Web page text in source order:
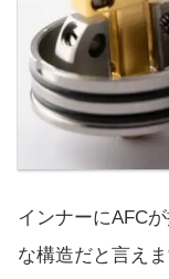
インナーにAFC
な構造だと言えま